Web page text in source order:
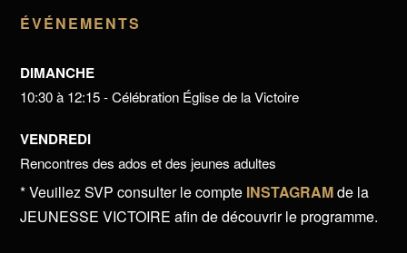
ÉVÉNEMENTS
DIMANCHE
10:30 à 12:15 - Célébration Église de la Victoire
VENDREDI
Rencontres des ados et des jeunes adultes
* Veuillez SVP consulter le compte INSTAGRAMde la
JEUNESSE VICTOIRE afin de découvrir le programme.